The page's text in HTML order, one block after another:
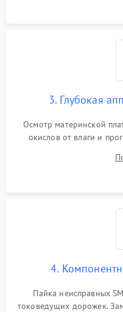
3. Глубокая
Осмотр материнской
окислов от влаги и
дежурных
4.
Пайка неисправных
токоведущих дорожек.